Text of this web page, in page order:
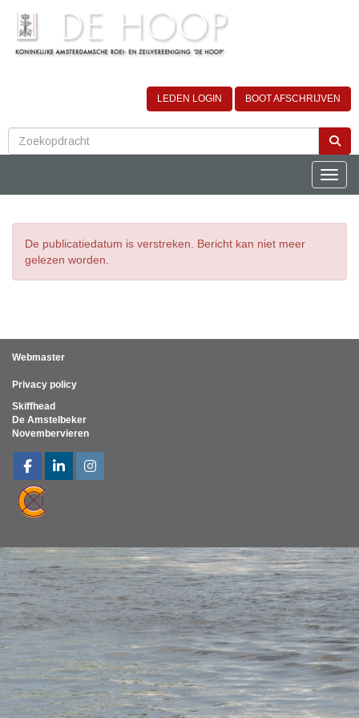
LEDEN LOGIN BOOT AFSCHRIJVEN
De publicatiedatum is verstreken. Bericht kan niet meer
gelezen worden.
Webmaster
Privacy policy
Skiffhead
De Amstelbeker
Novembervieren